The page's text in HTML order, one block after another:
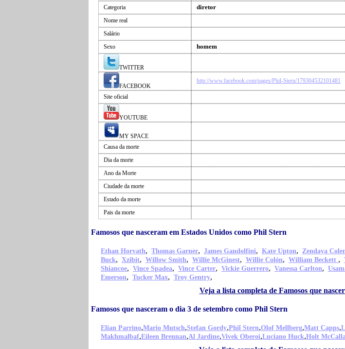
Categoria diretor
Nome real
Salário
Sexo
homem
TWITTER
FACEBOOK
http://www.facebook.com/pages/Phil-Stern/179304532101481
Site oficial
YOUTUBE
MY SPACE
Causa da morte
Dia da morte
Ano da Morte
Ciudade da morte
Estado da morte
Pais da morte
Famosos que nasceram em Estados Unidos como Phil Stern
Ethan Horvath, Thomas Garner, James Gandolfini, Kate Upton, Zendaya
Buck, Xzibit, Willow Smith, Willie McGinest, Willie Colón, William Beckett ,
Shiancoe, Vince Spadea, Vince Carter, Vickie Guerrero, Vanessa Carlton,
Emerson, Tucker Max, Troy Gentry,
Veja a lista completa de Famosos que
Famosos que nasceram o dia 3 de setembro como Phil Stern
Elian Parrino,Mario Mutsch,Stefan Gordy,Phil Stern,Olof Mellberg,Matt Capps,
Makhmalbaf,Eileen Brennan,Al Jardine,Vivek Oberoi,Luciano Huck,Holt